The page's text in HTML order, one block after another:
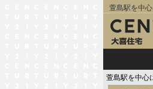
萱島駅を中
萱島駅を中心